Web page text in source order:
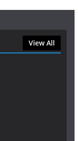
View All